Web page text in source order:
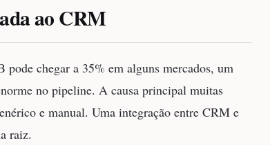
ao CRM
chegar a 35% em alguns mercados, um
no pipeline. A causa principal muitas
e manual. Uma integração entre CRM e
raiz.